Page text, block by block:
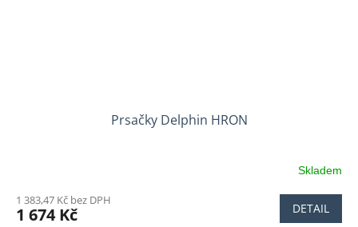
Prsačky Delphin HRON
produktu
je
Skladem
1 383,47 Kč bez DPH
1 674 Kč DETAIL